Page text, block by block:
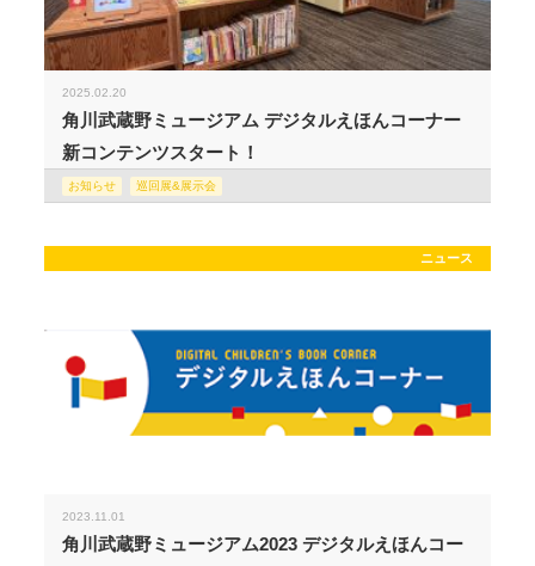
2025.02.20
角川武蔵野ミュージアム デジタルえほんコーナー
新コンテンツスタート！
お知らせ 巡回展&展示会
ニュース
2023.11.01
角川武蔵野ミュージアム2023 デジタルえほんコー